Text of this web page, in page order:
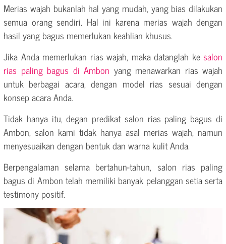
Merias wajah bukanlah hal yang mudah, yang bias dilakukan
semua orang sendiri. Hal ini karena merias wajah dengan
hasil yang bagus memerlukan keahlian khusus.
Jika Anda memerlukan rias wajah, maka datanglah ke salon
rias paling bagus di Ambon yang menawarkan rias wajah
untuk berbagai acara, dengan model rias sesuai dengan
konsep acara Anda.
Tidak hanya itu, degan predikat salon rias paling bagus di
Ambon, salon kami tidak hanya asal merias wajah, namun
menyesuaikan dengan bentuk dan warna kulit Anda.
Berpengalaman selama bertahun-tahun, salon rias paling
bagus di Ambon telah memiliki banyak pelanggan setia serta
testimony positif.